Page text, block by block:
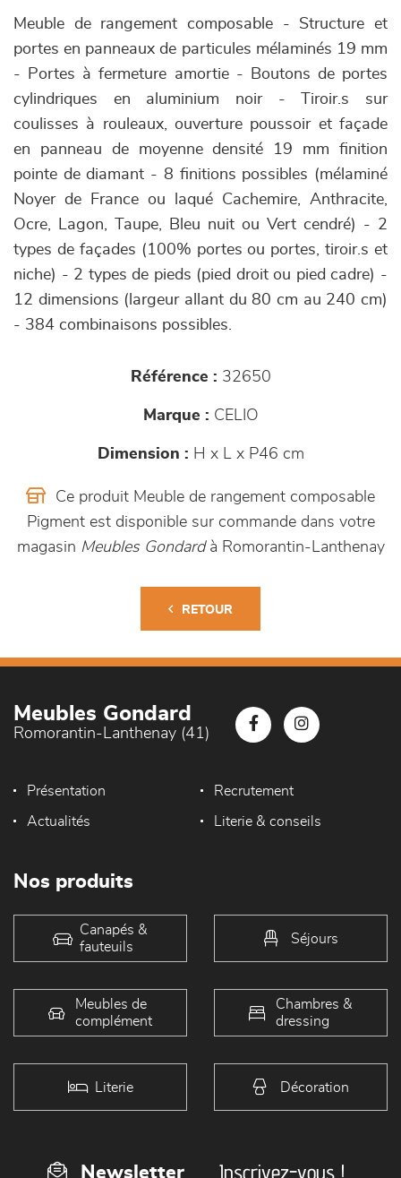
Meuble de rangement composable - Structure et
portes en panneaux de particules mélaminés 19 mm
- Portes à fermeture amortie - Boutons de portes
cylindriques en aluminium noir - Tiroir.s sur
coulisses à rouleaux, ouverture poussoir et façade
en panneau de moyenne densité 19 mm finition
pointe de diamant - 8 finitions possibles (mélaminé
Noyer de France ou laqué Cachemire, Anthracite,
Ocre, Lagon, Taupe, Bleu nuit ou Vert cendré) - 2
types de façades (100% portes ou portes, tiroir.s et
niche) - 2 types de pieds (pied droit ou pied cadre) -
12 dimensions (largeur allant du 80 cm au 240 cm)
- 384 combinaisons possibles.
Référence : 32650
Marque : CELIO
Dimension : H x L x P46 cm
Ce produit Meuble de rangement composable
Pigment est disponible sur commande dans votre
magasin Meubles Gondardà Romorantin-Lanthenay
RETOUR
Meubles Gondard
Romorantin-Lanthenay (41)
Présentation Recrutement
Actualités Literie & conseils
Nos produits
Canapés &
fauteuils
Séjours
Meubles de
complément
Chambres &
dressing
Literie Décoration
Newsletter Inscrivez-vous !